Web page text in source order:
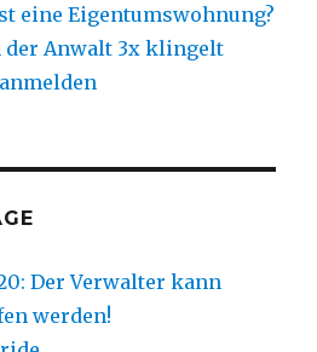
eine Eigentumswohnung?
der Anwalt 3x klingelt
Der Verwalter kann
werden!